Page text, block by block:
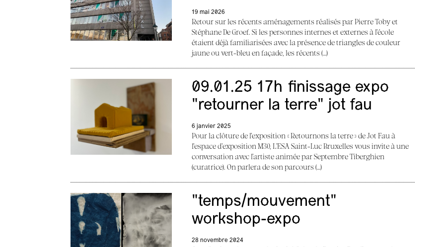
19 mai 2026
Retour sur les récents aménagements réalisés par Pierre Toby et
Stéphane De Groef. Si les personnes internes et externes à l’école
étaient déjà familiarisées avec la présence de triangles de couleur
jaune ou vert-bleu en façade, les récents (…)
09.01.25 17h finissage expo
"retourner la terre" jot fau
6 janvier 2025
Pour la clôture de l’exposition « Retournons la terre » de Jot Fau à
l’espace d’exposition M30, L’ESA Saint-Luc Bruxelles vous invite à une
conversation avec l’artiste animée par Septembre Tiberghien
(curatrice). On parlera de son parcours (…)
"temps/mouvement"
workshop-expo
28 novembre 2024